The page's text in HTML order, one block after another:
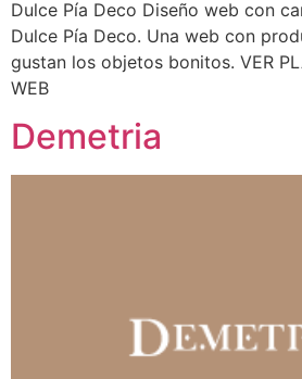
Dulce Pía Deco Diseño web con
Dulce Pía Deco. Una web con
gustan los objetos bonitos. VER
WEB
Demetria